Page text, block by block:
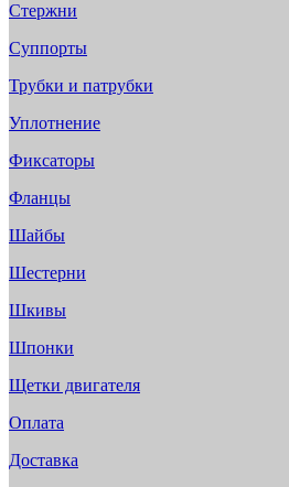
Стержни
Суппорты
Трубки и патрубки
Уплотнение
Фиксаторы
Фланцы
Шайбы
Шестерни
Шкивы
Шпонки
Щетки двигателя
Оплата
Доставка